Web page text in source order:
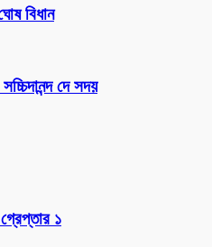
বিধান
দে সদয়
১